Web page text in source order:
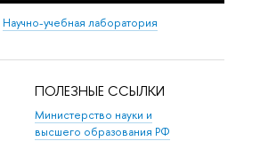
Научно-учебная лаборатория
ПОЛЕЗНЫЕ ССЫЛКИ
Министерство науки и
высшего образования РФ